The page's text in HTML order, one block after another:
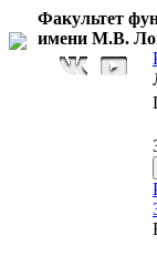
Факультет
имени М.В.